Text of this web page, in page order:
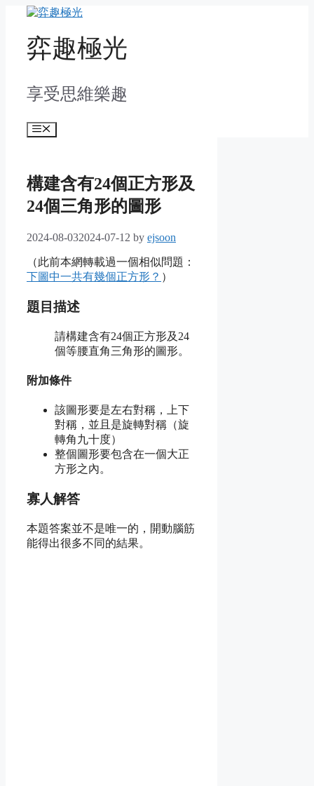
content弈趣極光
享受思維樂趣
Menu
構建含有24個正方形及
24個三角形的圖形
2024-08-032024-07-12 by ejsoon
（此前本網轉載過一個相似問題：
下圖中一共有幾個正方形？ ）
題目描述
請構建含有24個正方形及24
個等腰直角三角形的圖形。
附加條件
該圖形要是左右對稱，上下
對稱，並且是旋轉對稱（旋
轉角九十度）
整個圖形要包含在一個大正
方形之內。
寡人解答
本題答案並不是唯一的，開動腦筋
能得出很多不同的結果。